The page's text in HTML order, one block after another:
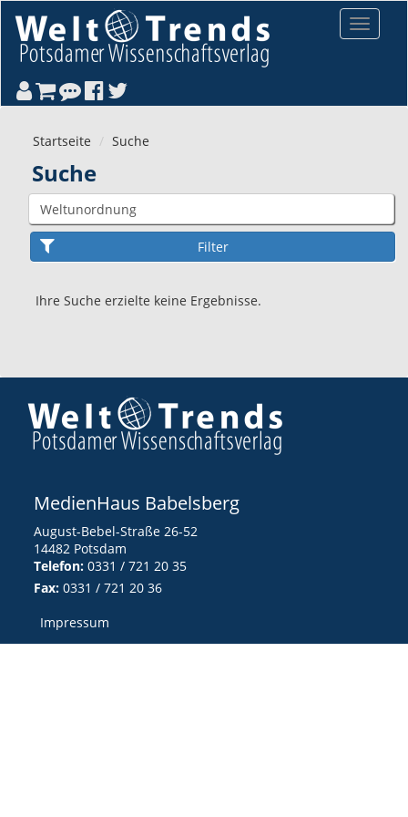
Toggle
Startseite Suche
Suche
Ihre Suche erzielte keine Ergebnisse.
MedienHaus Babelsberg
August-Bebel-Straße 26-52
14482 Potsdam
Telefon: 0331 / 721 20 35
Fax: 0331 / 721 20 36
Impressum